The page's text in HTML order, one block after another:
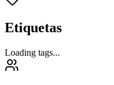
Etiquetas
Loading tags...